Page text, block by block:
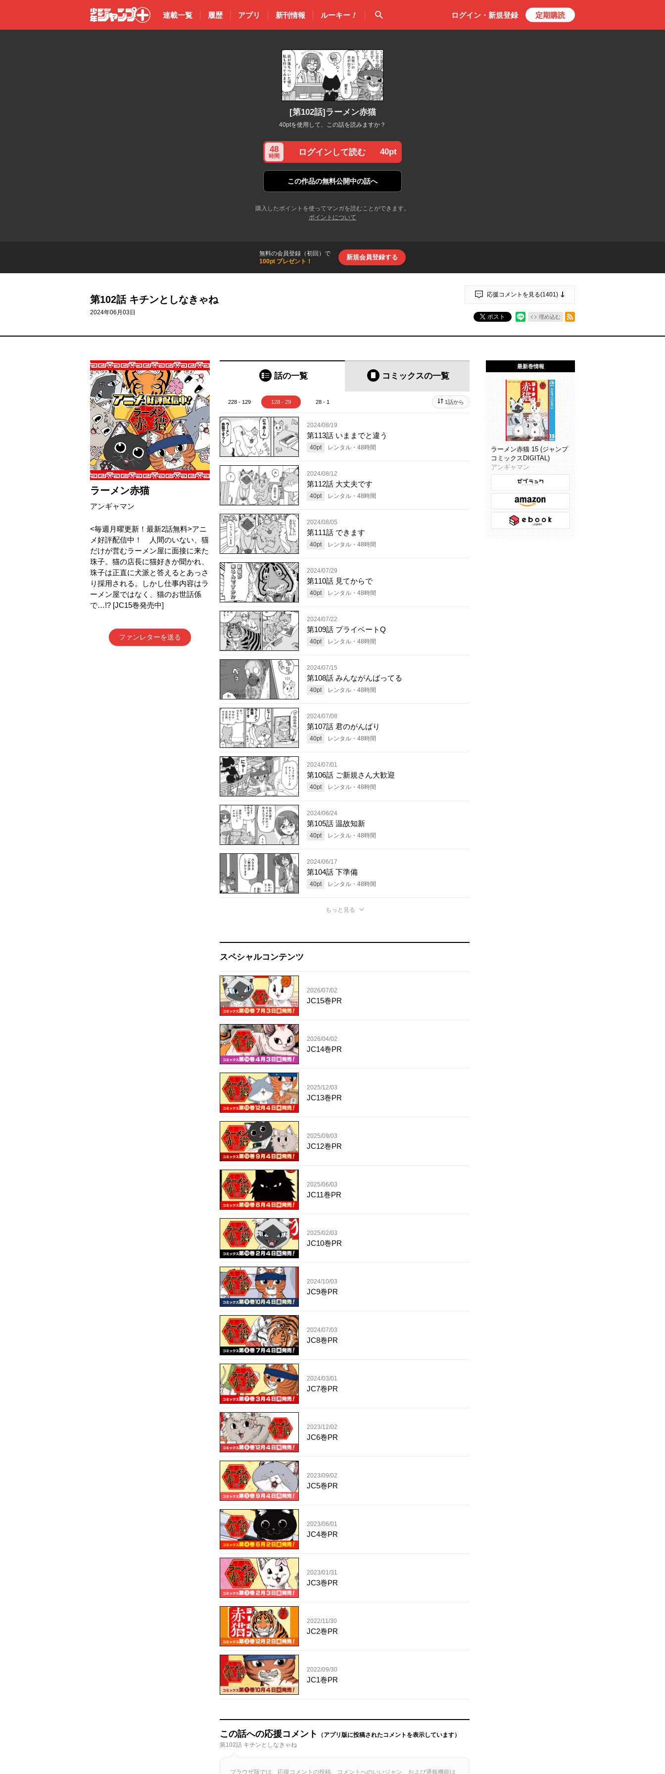
少年ジャン
連載一覧 履歴 アプリ 新刊情報 ルーキー！ 検索 ログイン・ 新規登録 定期購読
[第102話]ラーメン赤猫
40ptを使用して、この話を読みますか？
48
時間 ログインして読む 40pt
この作品の無料公開中の話へ
購入したポイントを使ってマンガを読むことができます。
ポイントについて
無料の会員登録（初回）で
100pt プレゼント！
新規会員登録する
第102話 キチンとしなきゃね
2024年06月03日
応援コメントを見る(1401 )
ポスト 埋め込む
ラーメン赤猫
アンギャマン
<毎週月曜更新！最新2話無料>アニ
メ好評配信中！ 人間のいない、猫
だけが営むラーメン屋に面接に来た
珠子。猫の店長に猫好きか聞かれ、
珠子は正直に犬派と答えるとあっさ
り採用される。しかし仕事内容はラ
ーメン屋ではなく、猫のお世話係
で…!? [JC15巻発売中]
ファンレターを送る
話の一覧 コミックスの一覧
228 - 129 128 - 29 28 - 1 1話から
2024/08/19
第113話 いままでと違う
40pt レンタル・ 48時間
2024/08/12
第112話 大丈夫です
40pt レンタル・ 48時間
2024/08/05
第111話 できます
40pt レンタル・ 48時間
2024/07/29
第110話 見てからで
40pt レンタル・ 48時間
2024/07/22
第109話 プライベートQ
40pt レンタル・ 48時間
2024/07/15
第108話 みんながんばってる
40pt レンタル・ 48時間
2024/07/08
第107話 君のがんばり
40pt レンタル・ 48時間
2024/07/01
第106話 ご新規さん大歓迎
40pt レンタル・ 48時間
2024/06/24
第105話 温故知新
40pt レンタル・ 48時間
2024/06/17
第104話 下準備
40pt レンタル・ 48時間
もっと見る
スペシャルコンテンツ
2026/07/02
JC15巻PR
2026/04/02
JC14巻PR
2025/12/03
JC13巻PR
2025/09/03
JC12巻PR
2025/06/03
JC11巻PR
2025/02/03
JC10巻PR
2024/10/03
JC9巻PR
2024/07/03
JC8巻PR
2024/03/01
JC7巻PR
2023/12/02
JC6巻PR
2023/09/02
JC5巻PR
2023/06/01
JC4巻PR
2023/01/31
JC3巻PR
2022/11/30
JC2巻PR
2022/09/30
JC1巻PR
この話への応援コメント
（アプリ版に投稿されたコメントを表示しています）
第102話 キチンとしなきゃね
ブラウザ版では、応援コメントの投稿、コメントへのいいジャン、および通報機能は
最新巻情報
ラーメン赤猫 15 (ジャンプ
コミックスDIGITAL)
アンギャマン